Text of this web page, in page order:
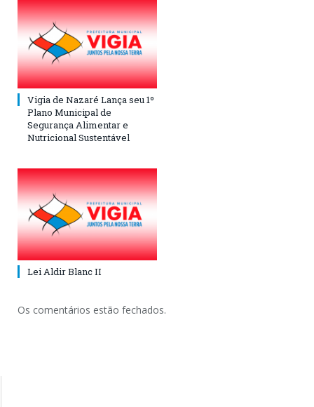
Vigia de Nazaré Lança seu 1º
Plano Municipal de
Segurança Alimentar e
Nutricional Sustentável
Lei Aldir Blanc II
Os comentários estão fechados.